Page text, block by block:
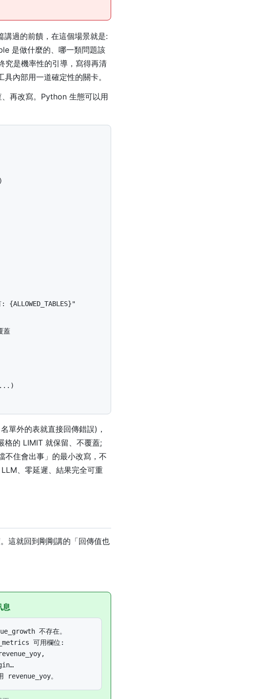
過的前饋，在這個場景就是:
是做什麼的、哪一類問題該
究是機率性的引導，寫得再清
內部用一道確定性的關卡。
再改寫。Python 生態可以用
)
: {ALLOWED_TABLES}"
單外的表就直接回傳錯誤)，
格的 LIMIT 就保留、不覆蓋;
不住會出事」的最小改寫，不
、零延遲、結果完全可重
這就回到剛剛講的「回傳值也
息
不存在。
可用欄位:
revenue_yoy。